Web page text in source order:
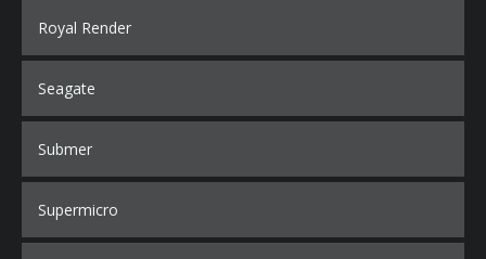
Royal Render
Seagate
Submer
Supermicro